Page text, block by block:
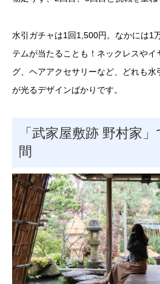
水引ガチャは1回1,500円。なかには1
テムが当たることも！ネックレスやイ
グ、ヘアアクセサリーなど、どれも水
が光るデザインばかりです。
「武家屋敷跡 野村家
間